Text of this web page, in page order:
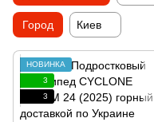
Город Киев
НОВИНКА
3
3